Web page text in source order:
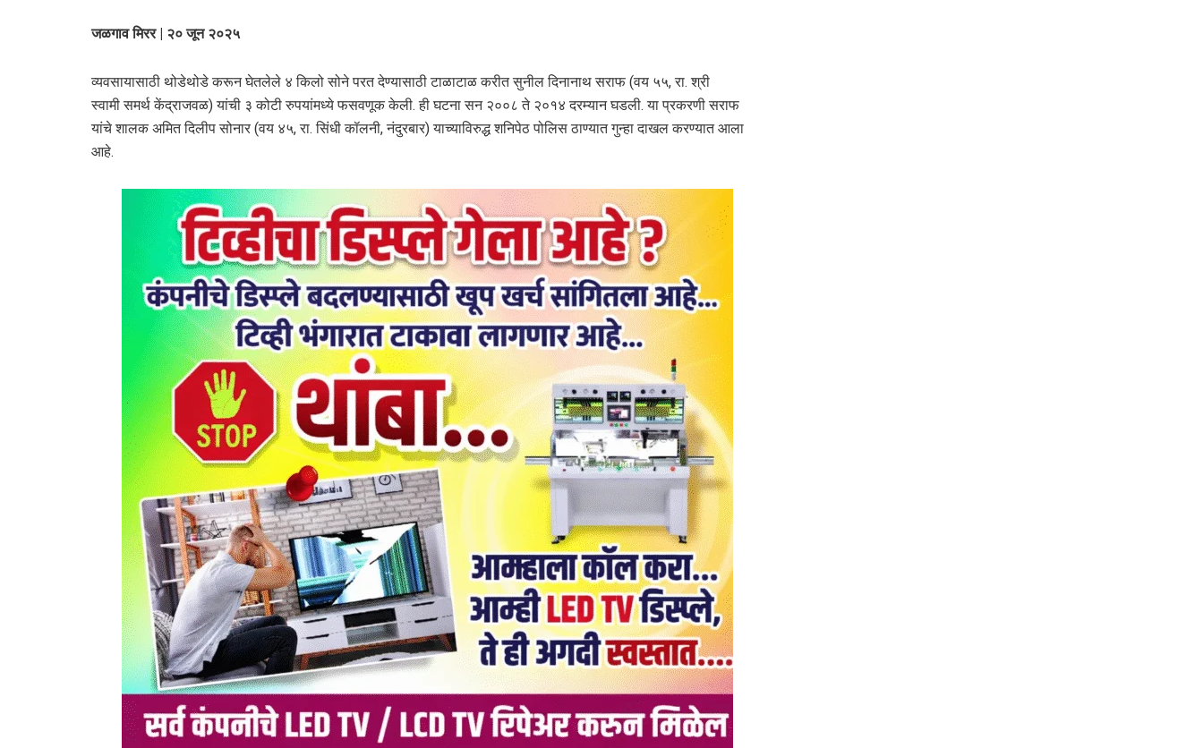
जळगाव मिरर | २० जून २०२५
व्यवसायासाठी थोडेथोडे करून घेतलेले ४ किलो सोने परत देण्यासाठी टाळाटाळ करीत सुनील दिनानाथ सराफ (वय ५५, रा. श्री
स्वामी समर्थ केंद्राजवळ) यांची ३ कोटी रुपयांमध्ये फसवणूक केली. ही घटना सन २००८ ते २०१४ दरम्यान घडली. या प्रकरणी सराफ
यांचे शालक अमित दिलीप सोनार (वय ४५, रा. सिंधी कॉलनी, नंदुरबार) याच्याविरुद्ध शनिपेठ पोलिस ठाण्यात गुन्हा दाखल करण्यात आला
आहे.